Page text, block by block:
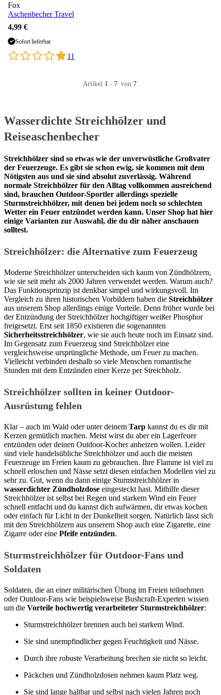
Fox
Aschenbecher Travel
4,99 €
Sofort lieferbar
11
Artikel 1 - 7 von 7
Wasserdichte Streichhölzer und
Reiseaschenbecher
Streichhölzer sind so etwas wie der unverwüstliche Großvater
der Feuerzeuge. Es gibt sie schon ewig, sie kommen mit dem
Nötigsten aus und sie sind absolut zuverlässig. Während
normale Streichhölzer für den Alltag vollkommen ausreichend
sind, brauchen Outdoor-Sportler allerdings spezielle
Sturmstreichhölzer, mit denen bei jedem noch so schlechten
Wetter ein Feuer entzündet werden kann. Unser Shop hat hier
einige Varianten zur Auswahl, die du dir näher anschauen
solltest.
Streichhölzer: die Alternative zum Feuerzeug
Moderne Streichhölzer unterscheiden sich kaum von Zündhölzern,
wie sie seit mehr als 2000 Jahren verwendet werden. Warum auch?
Das Funktionsprinzip ist denkbar simpel und wirkungsvoll. Im
Vergleich zu ihren historischen Vorbildern haben die Streichhölzer
aus unserem Shop allerdings einige Vorteile. Denn früher wurde bei
der Entzündung der Streichhölzer hochgiftiger weißer Phosphor
freigesetzt. Erst seit 1850 existieren die sogenannten
Sicherheitsstreichhölzer, wie sie auch heute noch im Einsatz sind.
Im Gegensatz zum Feuerzeug sind Streichhölzer eine
vergleichsweise ursprüngliche Methode, um Feuer zu machen.
Vielleicht verbinden deshalb so viele Menschen romantische
Stunden mit dem Entzünden einer Kerze per Streichholz.
Streichhölzer sollten in keiner Outdoor-
Ausrüstung fehlen
Klar – auch im Wald oder unter deinem Tarp kannst du es dir mit
Kerzen gemütlich machen. Meist wirst du aber ein Lagerfeuer
entzünden oder deinen Outdoor-Kocher anheizen wollen. Leider
sind viele handelsübliche Streichhölzer und auch die meisten
Feuerzeuge im Freien kaum zu gebrauchen. Ihre Flamme ist viel zu
schnell erloschen und Nässe setzt diesen einfachen Modellen viel zu
sehr zu. Gut, wenn du dann einige Sturmstreichhölzer in
wasserdichter Zündholzdose eingesteckt hast. Mithilfe dieser
Streichhölzer ist selbst bei Regen und starkem Wind ein Feuer
schnell entfacht und du kannst dich aufwärmen, dir etwas kochen
oder einfach für Licht in der Dunkelheit sorgen. Natürlich lässt sich
mit den Streichhölzern aus unserem Shop auch eine Zigarette, eine
Zigarre oder eine Pfeife entzünden.
Sturmstreichhölzer für Outdoor-Fans und
Soldaten
Soldaten, die an einer militärischen Übung im Freien teilnehmen
oder Outdoor-Fans wie beispielsweise Bushcraft-Experten wissen
um die Vorteile hochwertig verarbeiteter Sturmstreichhölzer:
Sturmstreichhölzer brennen auch bei starkem Wind.
Sie sind unempfindlicher gegen Feuchtigkeit und Nässe.
Durch ihre robuste Verarbeitung brechen sie nicht so leicht.
Päckchen und Zündholzdosen nehmen kaum Platz weg.
Sie sind lange haltbar und selbst nach vielen Jahren noch